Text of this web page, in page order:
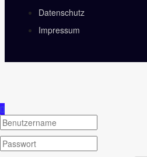
Datenschutz
Impressum